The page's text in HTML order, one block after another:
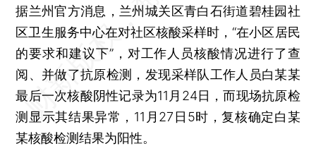
11月26日全国8省确诊病例上百 8省无症状感染者破千
寒潮又来，黄色预警！局地降温或超20℃
重庆11月26日新增新冠194+8667例 上海、海南、山东援渝医疗队抵渝
广东佛山顺德核酸聚集致踩踏？官方通报：六七人被挤倒，无伤亡
广州11月26日新增146+7266例 调查“核酸检测结果疑似不准”情况
11月26日上海新增11+119例新冠
据兰州官方消息，兰州城关区青白石街道碧桂园社
区卫生服务中心在对社区核酸采样时，“在小区居民
的要求和建议下”，对工作人员核酸情况进行了查
阅、并做了抗原检测，发现采样队工作人员白某某
最后一次核酸阴性记录为11月24日，而现场抗原检
测显示其结果异常，11月27日5时，复核确定白某
某核酸检测结果为阳性。